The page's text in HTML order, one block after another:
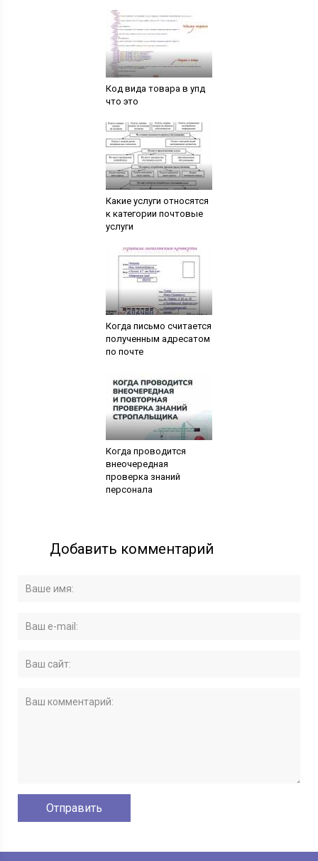
Код вида товара в упд
что это
Какие услуги относятся
к категории почтовые
услуги
Когда письмо считается
полученным адресатом
по почте
Когда проводится
внеочередная
проверка знаний
персонала
Добавить комментарий